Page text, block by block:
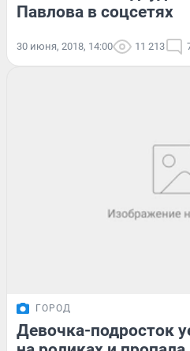
Павлова в соцсетях
30 июня, 2018, 14:00 11 213
ГОРОД
Девочка-подросток